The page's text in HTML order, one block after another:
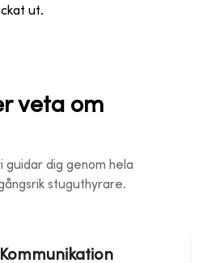
ut.
veta om
guidar dig genom hela
stuguthyrare.